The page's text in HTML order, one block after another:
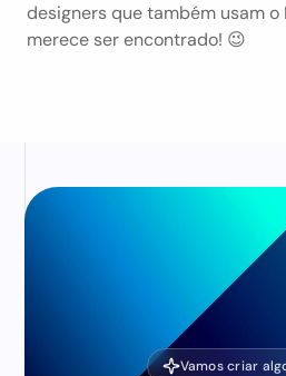
designers que também usam
merece ser encontrado! 😉
Vamos criar